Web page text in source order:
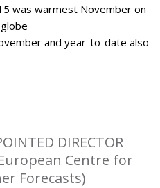
was warmest November on
and year-to-date also
DIRECTOR
Centre for
Forecasts)